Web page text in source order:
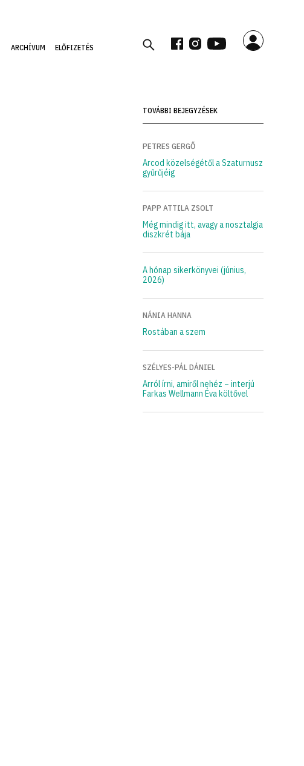
ARCHÍVUM ELŐFIZETÉS
TOVÁBBI BEJEGYZÉSEK
PETRES GERGŐ
Arcod közelségétől a Szaturnusz
gyűrűjéig
PAPP ATTILA ZSOLT
Még mindig itt, avagy a nosztalgia
diszkrét bája
A hónap sikerkönyvei (június,
2026)
NÁNIA HANNA
Rostában a szem
SZÉLYES-PÁL DÁNIEL
Arról írni, amiről nehéz – interjú
Farkas Wellmann Éva költővel